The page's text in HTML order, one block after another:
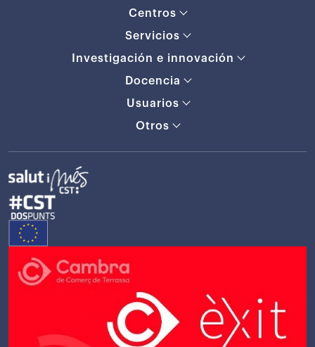
Centros
Servicios
Investigación e innovación
Docencia
Usuarios
Otros